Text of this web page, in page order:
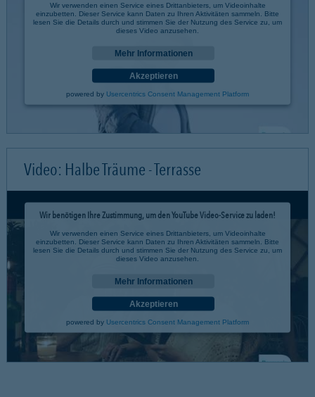
Wir verwenden einen Service eines Drittanbieters, um Videoinhalte
einzubetten. Dieser Service kann Daten zu Ihren Aktivitäten sammeln. Bitte
lesen Sie die Details durch und stimmen Sie der Nutzung des Service zu, um
dieses Video anzusehen.
Mehr Informationen
Akzeptieren
powered by Usercentrics Consent Management Platform
Video: Halbe Träume - Terrasse
Wir benötigen Ihre Zustimmung, um den YouTube Video-Service zu laden!
Wir verwenden einen Service eines Drittanbieters, um Videoinhalte
einzubetten. Dieser Service kann Daten zu Ihren Aktivitäten sammeln. Bitte
lesen Sie die Details durch und stimmen Sie der Nutzung des Service zu, um
dieses Video anzusehen.
Mehr Informationen
Akzeptieren
powered by Usercentrics Consent Management Platform